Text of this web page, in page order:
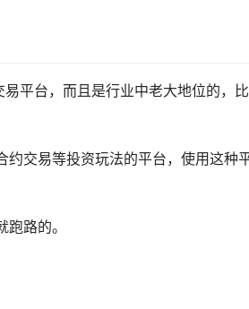
平台，而且是行业中老大地位的，比
交易等投资玩法的平台，使用这种
路的。